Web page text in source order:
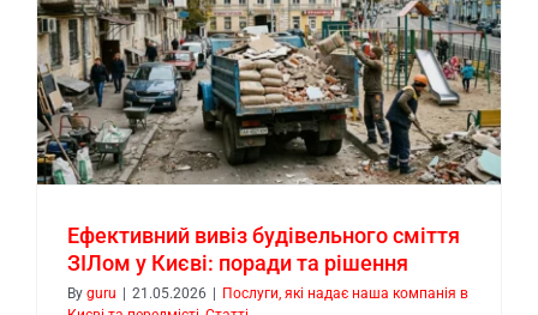
Ефективний вивіз будівельного сміття
ЗІЛом у Києві: поради та рішення
By guru | 21.05.2026 | Послуги, які надає наша компанія в